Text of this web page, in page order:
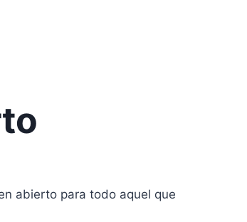
abierto para todo aquel que